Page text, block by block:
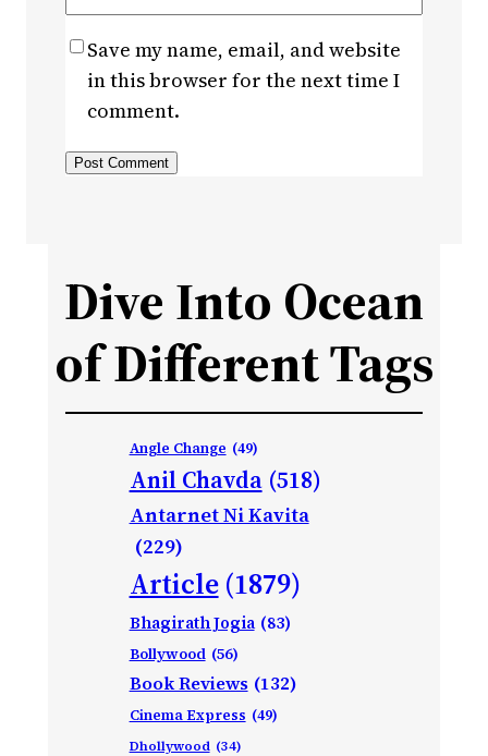
Save my name, email, and website
in this browser for the next time I
comment.
Dive Into Ocean
of Different Tags
Angle Change (49)
Anil Chavda (518)
Antarnet Ni Kavita
(229)
Article (1879)
Bhagirath Jogia (83)
Bollywood (56)
Book Reviews (132)
Cinema Express (49)
Dhollywood (34)